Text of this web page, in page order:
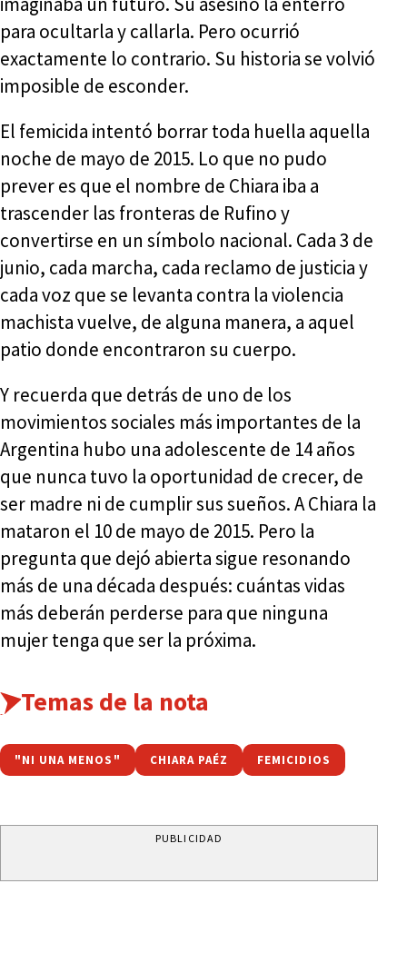
para ocultarla y callarla. Pero ocurrió
exactamente lo contrario. Su historia se volvió
imposible de esconder.
El femicida intentó borrar toda huella aquella
noche de mayo de 2015. Lo que no pudo
prever es que el nombre de Chiara iba a
trascender las fronteras de Rufino y
convertirse en un símbolo nacional. Cada 3 de
junio, cada marcha, cada reclamo de justicia y
cada voz que se levanta contra la violencia
machista vuelve, de alguna manera, a aquel
patio donde encontraron su cuerpo.
Y recuerda que detrás de uno de los
movimientos sociales más importantes de la
Argentina hubo una adolescente de 14 años
que nunca tuvo la oportunidad de crecer, de
ser madre ni de cumplir sus sueños. A Chiara la
mataron el 10 de mayo de 2015. Pero la
pregunta que dejó abierta sigue resonando
más de una década después: cuántas vidas
más deberán perderse para que ninguna
mujer tenga que ser la próxima.
Temas de la nota
"NI UNA MENOS" CHIARA PAÉZ FEMICIDIOS
PUBLICIDAD